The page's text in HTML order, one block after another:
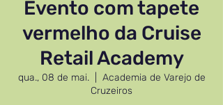
Evento com tapete
vermelho da Cruise
Retail Academy
qua., 08 de mai.
  |
Academia de Varejo de
Cruzeiros